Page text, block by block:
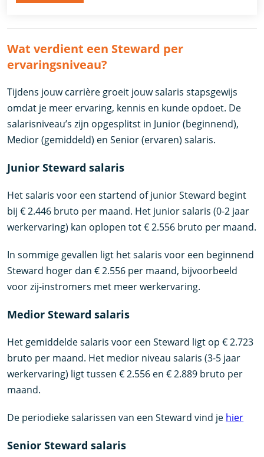
Wat verdient een Steward per
ervaringsniveau?
Tijdens jouw carrière groeit jouw salaris stapsgewijs
omdat je meer ervaring, kennis en kunde opdoet. De
salarisniveau’s zijn opgesplitst in Junior (beginnend),
Medior (gemiddeld) en Senior (ervaren) salaris.
Junior Steward salaris
Het salaris voor een startend of junior Steward begint
bij € 2.446 bruto per maand. Het junior salaris (0-2 jaar
werkervaring) kan oplopen tot € 2.556 bruto per maand.
In sommige gevallen ligt het salaris voor een beginnend
Steward hoger dan € 2.556 per maand, bijvoorbeeld
voor zij-instromers met meer werkervaring.
Medior Steward salaris
Het gemiddelde salaris voor een Steward ligt op € 2.723
bruto per maand. Het medior niveau salaris (3-5 jaar
werkervaring) ligt tussen € 2.556 en € 2.889 bruto per
maand.
De periodieke salarissen van een Steward vind je hier
Senior Steward salaris